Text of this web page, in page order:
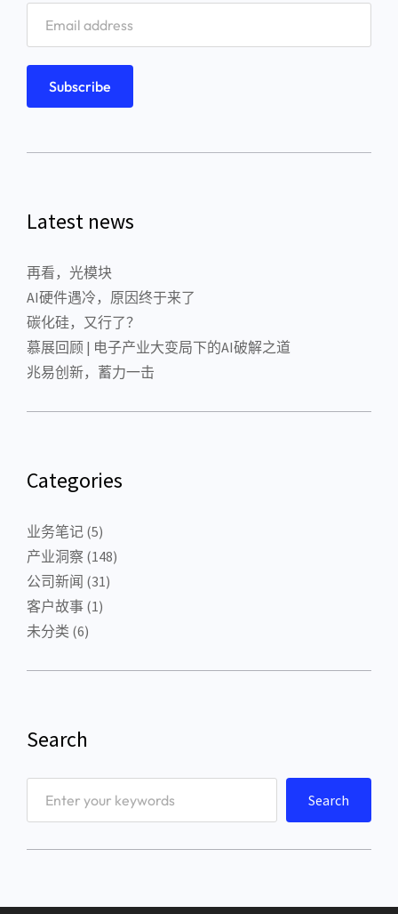
Latest news
再看，光模块
AI硬件遇冷，原因终于来了
碳化硅，又行了？
慕展回顾 | 电子产业大变局下的AI破解之道
兆易创新，蓄力一击
Categories
业务笔记 (5)
产业洞察 (148)
公司新闻 (31)
客户故事 (1)
未分类 (6)
Search
Search